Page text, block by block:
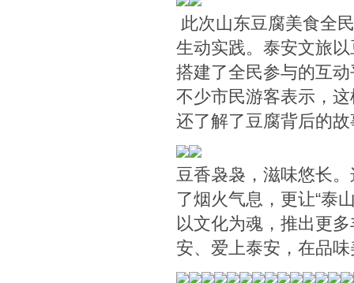
此次山东豆腐美食全
生动实践。泰安文旅
搭建了全民参与的互
不少市民游客表示，
还了解了豆腐背后的
豆香袅袅，滋味悠长
了烟火气息，更让“泰
以文化为魂，推出更
安、爱上泰安，在品